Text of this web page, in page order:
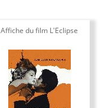
Affiche du film L'Eclipse